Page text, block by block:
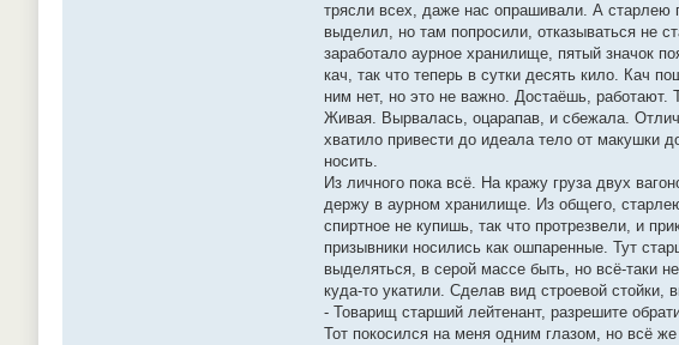
трясли всех, даже нас опрашивали. А старлею
выделил, но там попросили, отказываться не
заработало аурное хранилище, пятый значок
кач, так что теперь в сутки десять кило. Кач
ним нет, но это не важно. Достаёшь,
Живая. Вырвалась, оцарапав, и сбежала.
хватило привести до идеала тело от макушки
носить.
Из личного пока всё. На кражу груза двух
держу в аурном хранилище. Из общего,
спиртное не купишь, так что протрезвели, и
призывники носились как ошпаренные. Тут
выделяться, в серой массе быть, но всё-таки
куда-то укатили. Сделав вид строевой стойки,
- Товарищ старший лейтенант, разрешите
Тот покосился на меня одним глазом, но всё же